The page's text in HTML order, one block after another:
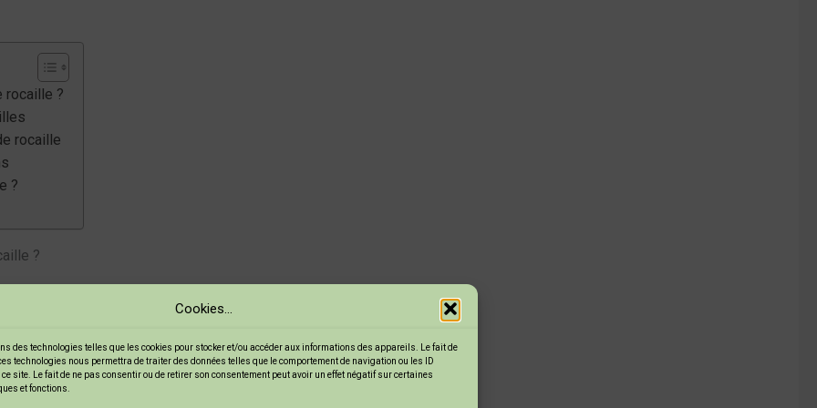
Cookies...
des technologies telles que les cookies pour stocker et/ou accéder aux informations des appareils. Le fait de
technologies nous permettra de traiter des données telles que le comportement de navigation ou les ID
site. Le fait de ne pas consentir ou de retirer son consentement peut avoir un effet négatif sur certaines
et fonctions.
rocaille ?
rocaille
?
?
avantages. Voici quelques raisons de les choisir :